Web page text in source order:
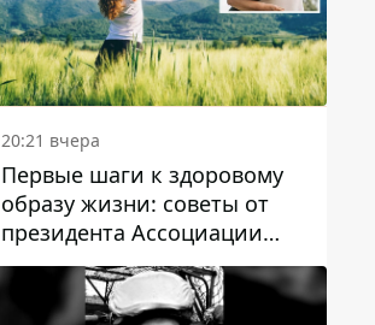
20:21 вчера
Первые шаги к здоровому
образу жизни: советы от
президента Ассоциации
диетологов Украины